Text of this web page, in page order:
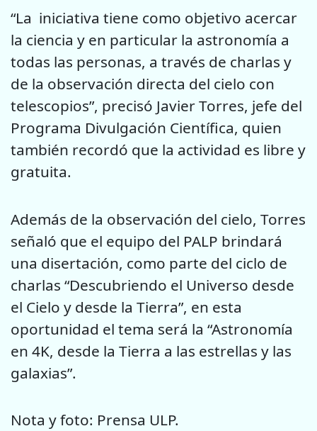
“La iniciativa tiene como objetivo acercar
la ciencia y en particular la astronomía a
todas las personas, a través de charlas y
de la observación directa del cielo con
telescopios”, precisó Javier Torres, jefe del
Programa Divulgación Científica, quien
también recordó que la actividad es libre y
gratuita.
Además de la observación del cielo, Torres
señaló que el equipo del PALP brindará
una disertación, como parte del ciclo de
charlas “Descubriendo el Universo desde
el Cielo y desde la Tierra”, en esta
oportunidad el tema será la “Astronomía
en 4K, desde la Tierra a las estrellas y las
galaxias”.
Nota y foto: Prensa ULP.